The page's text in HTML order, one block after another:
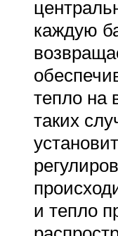
каждую
тепло на
таких
и тепло